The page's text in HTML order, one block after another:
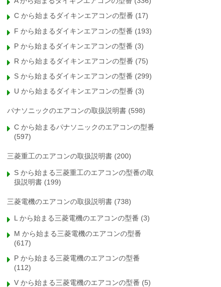
C から始まるダイキンエアコンの型番 (17)
F から始まるダイキンエアコンの型番 (193)
P から始まるダイキンエアコンの型番 (3)
R から始まるダイキンエアコンの型番 (75)
S から始まるダイキンエアコンの型番 (299)
U から始まるダイキンエアコンの型番 (3)
パナソニックのエアコンの取扱説明書 (598)
C から始まるパナソニックのエアコンの型番
(597)
三菱重工のエアコンの取扱説明書 (200)
S から始まる三菱重工のエアコンの型番の取
扱説明書 (199)
三菱電機のエアコンの取扱説明書 (738)
L から始まる三菱電機のエアコンの型番 (3)
M から始まる三菱電機のエアコンの型番
(617)
P から始まる三菱電機のエアコンの型番
(112)
V から始まる三菱電機のエアコンの型番 (5)